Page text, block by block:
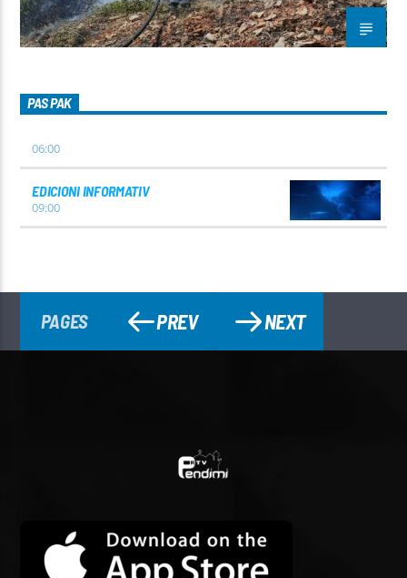
PAS PAK
06:00
EDICIONI INFORMATIV
09:00
PAGES PREV NEXT